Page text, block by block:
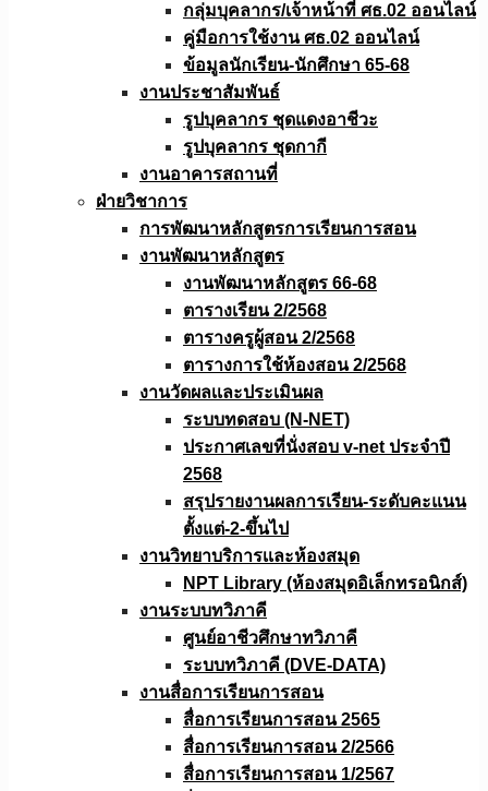
กลุ่มบุคลากร/เจ้าหน้าที่ ศธ.02 ออนไลน์
คู่มือการใช้งาน ศธ.02 ออนไลน์
ข้อมูลนักเรียน-นักศึกษา 65-68
งานประชาสัมพันธ์
รูปบุคลากร ชุดแดงอาชีวะ
รูปบุคลากร ชุดกากี
งานอาคารสถานที่
ฝ่ายวิชาการ
การพัฒนาหลักสูตรการเรียนการสอน
งานพัฒนาหลักสูตร
งานพัฒนาหลักสูตร 66-68
ตารางเรียน 2/2568
ตารางครูผู้สอน 2/2568
ตารางการใช้ห้องสอน 2/2568
งานวัดผลเเละประเมินผล
ระบบทดสอบ (N-NET)
ประกาศเลขที่นั่งสอบ v-net ประจำปี
2568
สรุปรายงานผลการเรียน-ระดับคะแนน
ตั้งแต่-2-ขึ้นไป
งานวิทยาบริการเเละห้องสมุด
NPT Library (ห้องสมุดอิเล็กทรอนิกส์)
งานระบบทวิภาคี
ศูนย์อาชีวศึกษาทวิภาคี
ระบบทวิภาคี (DVE-DATA)
งานสื่อการเรียนการสอน
สื่อการเรียนการสอน 2565
สื่อการเรียนการสอน 2/2566
สื่อการเรียนการสอน 1/2567